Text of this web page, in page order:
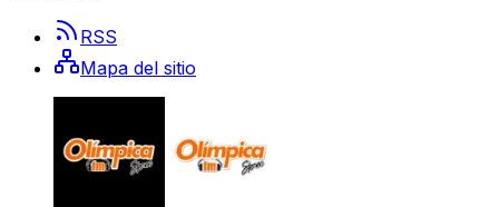
RSS
Mapa del sitio